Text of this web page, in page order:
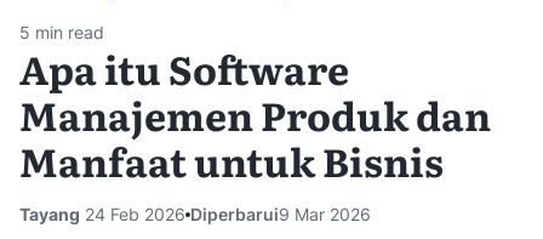
5 min read
Apa itu Software
Manajemen Produk dan
Manfaat untuk Bisnis
Tayang 24 Feb 2026 Diperbarui9 Mar 2026